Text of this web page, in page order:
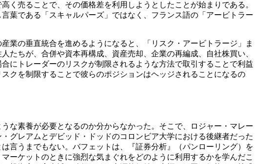
く売ることで、その価格差を利用しようとしたことが始まりである。
葉である「スキャルパーズ」ではなく、フランス語の「アービトラー
の垂直統合を進めるようになると、「リスク・アービトラージ」ま
たちが、合併や資本再構成、資産売却、企業の再編成、自社株買い、
にトレーダーのリスクが制限されるような方法で取引することで利益
クを制限することで彼らのポジションはヘッジされることになるの
な素養が必要となるのか分からなかった。そこで、ロジャー・マレー
グレアムとデビッド・ドッドのコロンビア大学における後継者だった
言うまでもない。バフェットは、『証券分析』（パンローリング）を
ーケットのときに強烈な気まぐれをどのように利用するかを学んだこ